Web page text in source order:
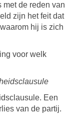
met de reden van
zijn het feit dat
hij is zich
voor welk
Een
van de partij.